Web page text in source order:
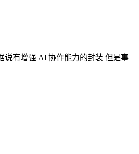
说有增强 AI 协作能力的封装 但是事